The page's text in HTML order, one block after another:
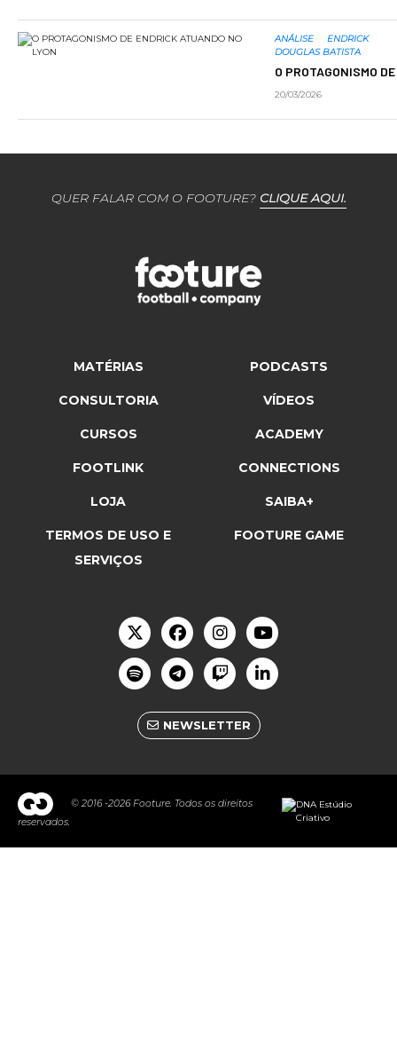
ANÁLISE
ENDRICK
DOUGLAS BATISTA
O PROTAGONISMO
20/03/2026
QUER FALAR COM O FOOTURE? CLIQUE AQUI.
MATÉRIAS PODCASTS
CONSULTORIA VÍDEOS
CURSOS ACADEMY
FOOTLINK CONNECTIONS
LOJA SAIBA+
TERMOS DE USO E
SERVIÇOS
FOOTURE GAME
NEWSLETTER
© 2016 -2026 Footure. Todos os direitos
reservados.